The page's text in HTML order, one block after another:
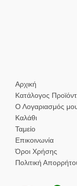
Αρχική
Κατάλογος
Ο Λογαριασμός
Καλάθι
Ταμείο
Επικοινωνία
Όροι Χρήσης
Πολιτική